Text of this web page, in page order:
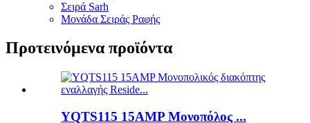
Σειρά Sarh
Μονάδα Σειράς Ραφής
Προτεινόμενα προϊόντα
YQTS115 15AMP Μονοπόλος ...